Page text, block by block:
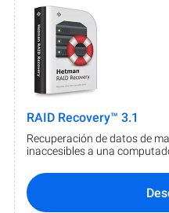
RAID Recovery™ 3.1
Recuperación de datos de
inaccesibles a una